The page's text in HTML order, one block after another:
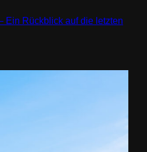
Ein Rückblick auf die letzten